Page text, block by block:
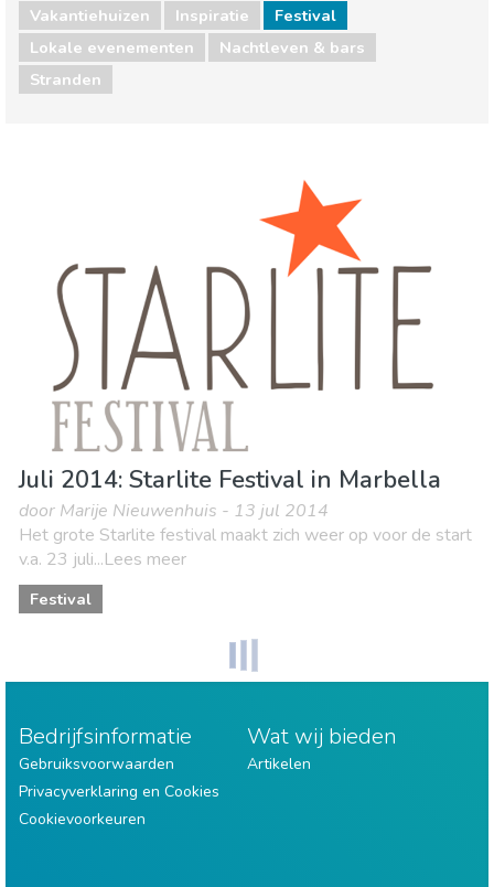
Vakantiehuizen
Inspiratie
Festival
Lokale evenementen
Nachtleven & bars
Stranden
Nachtleven & bars
Juli 2014: Starlite Festival in Marbella
door Marije Nieuwenhuis - 13 jul 2014
Het grote Starlite festival maakt zich weer op voor de start
v.a. 23 juli...Lees meer
Festival
Bedrijfsinformatie
Gebruiksvoorwaarden
Privacyverklaring en Cookies
Cookievoorkeuren
Wat wij bieden
Artikelen